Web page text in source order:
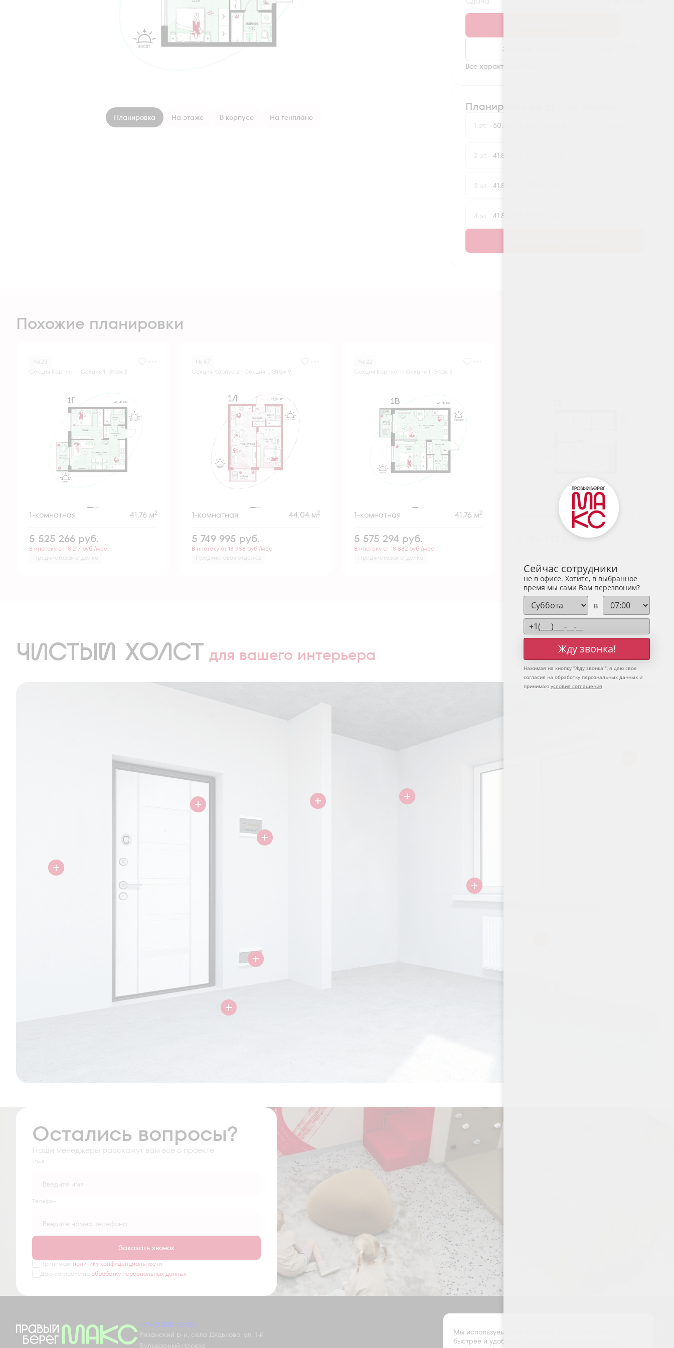
Планировка На этаже В корпусе На генплане
Заказать звонок
Все характеристики
Планировка на других этажах
1 эт. 50.8 м
2 эт. 41.8 м
3 эт. 41.8 м
4 эт. 41.8 м
Похожие планировки
№ 23
Секция Корпус 1 - Секция 1, Этаж 3
1-комнатная 41.76 м2
5 525 266 руб.
В ипотеку от 18 217 руб./мес.
Предчистовая отделка
№ 67
Секция Корпус 2 - Секция 1, Этаж 9
1-комнатная 44.04 м2
5 749 995 руб.
В ипотеку от 18 958 руб./мес.
Предчистовая отделка
№ 22
Секция Корпус 1 - Секция 1, Этаж 3
1-комнатная 41.76 м2
5 575 294 руб.
В ипотеку от 18 382 руб./мес.
Предчистовая отделка
1-комнатная 37.02 м
руб.
ЧИСТЫЙ ХОЛСТ для вашего интерьера
Остались вопросы?
Наши менеджеры расскажут вам все о проекте
Имя
Tелефон
Заказать звонок
Принимаю политику конфиденциальности
Даю согласие на обработку персональных данных
+7 491 230-03-03
Рязанский р-н, село Дядьково, ул. 1-й
Бульварный проезд
Сейчас сотрудники
не в офисе. Хотите, в выбранное
время мы сами Вам перезвоним?
в
Жду звонка!
Нажимая на кнопку "Жду звонка!", я даю свое
согласие на обработку персональных данных и
принимаю условия соглашения
Мы используем cookie-файлы, чтобы сайт работал
быстрее и удобнее.